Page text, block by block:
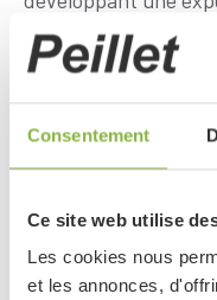
Consentement
Ce site web utilise
Les cookies nous
et les annonces,
matériel, la
vente. Forte de
clients, faire
progressivement
proximité.
Initialement